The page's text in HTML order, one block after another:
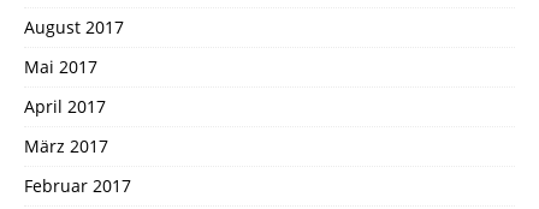
August 2017
Mai 2017
April 2017
März 2017
Februar 2017